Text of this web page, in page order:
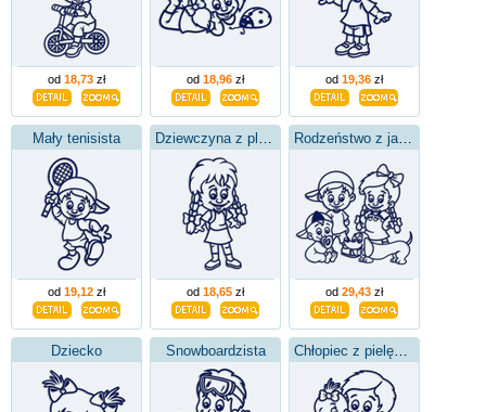
od 18,73 zł od 18,96 zł od 19,36 zł
Mały tenisista
od 19,12 zł
Dziewczyna z plecakiem
od 18,65 zł
Rodzeństwo z jamnikiem
od 29,43 zł
Dziecko Snowboardzista Chłopiec z pielęgniarką